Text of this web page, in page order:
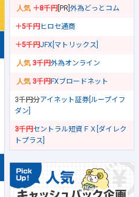
＋8千円 [PR] 外為どっとコム
＋5千円ヒロセ通商
＋5千円JFX[マトリックス]
3千円外為オンライン
3千円FXブロードネット
3千円分アイネット証券[ループイフ
ダン]
3千円セントラル短資ＦＸ[ダイレク
トプラス]